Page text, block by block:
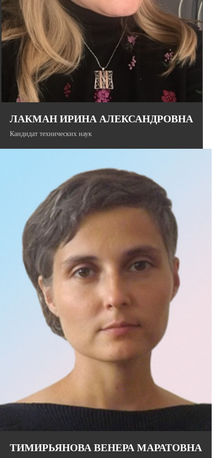
Руководитель направления ИИ в ИТ-компании «Лексема».
Имеет опыт руководством проектов в области искусственного
интеллекта и машинного обучения., разработки и внедрения
решений на основе анализа больших высокочастотных
данных.
ЛАКМАН ИРИНА АЛЕКСАНДРОВНА
Кандидат технических наук
ТИМИРЬЯНОВА ВЕНЕРА МАРАТОВНА